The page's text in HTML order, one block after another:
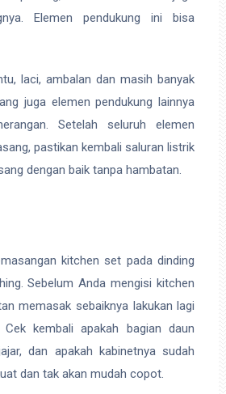
Elemen pendukung ini bisa
laci, ambalan dan masih banyak
juga elemen pendukung lainnya
Setelah seluruh elemen
pastikan kembali saluran listrik
dengan baik tanpa hambatan.
kitchen set pada dinding
Sebelum Anda mengisi kitchen
memasak sebaiknya lakukan lagi
Cek kembali apakah bagian daun
dan apakah kabinetnya sudah
dan tak akan mudah copot.